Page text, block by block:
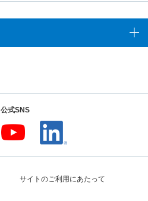
公式SNS
サイトのご利用にあたって